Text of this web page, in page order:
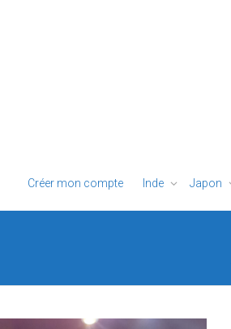
Créer mon compte Inde Japon